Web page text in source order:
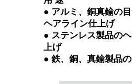
● アルミ、銅真鍮の
ヘアライン仕上げ
● ステンレス製品の
上げ
● 鉄、銅、真鍮製品